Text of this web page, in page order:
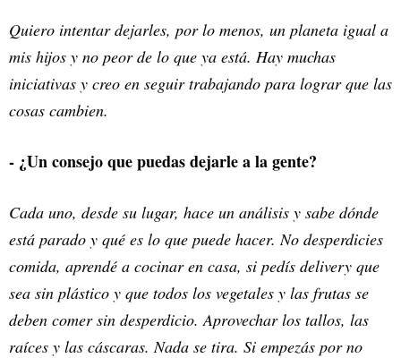
Quiero intentar dejarles, por lo menos, un planeta igual a
mis hijos y no peor de lo que ya está. Hay muchas
iniciativas y creo en seguir trabajando para lograr que las
cosas cambien.
- ¿Un consejo que puedas dejarle a la gente?
Cada uno, desde su lugar, hace un análisis y sabe dónde
está parado y qué es lo que puede hacer. No desperdicies
comida, aprendé a cocinar en casa, si pedís delivery que
sea sin plástico y que todos los vegetales y las frutas se
deben comer sin desperdicio. Aprovechar los tallos, las
raíces y las cáscaras. Nada se tira. Si empezás por no